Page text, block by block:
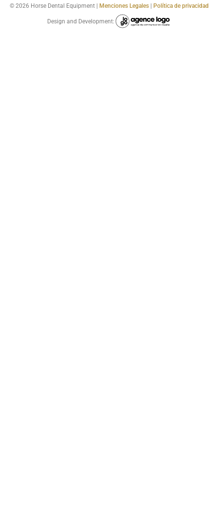
© 2026 Horse Dental Equipment | Menciones Legales| Política de privacidad
Design and Development: